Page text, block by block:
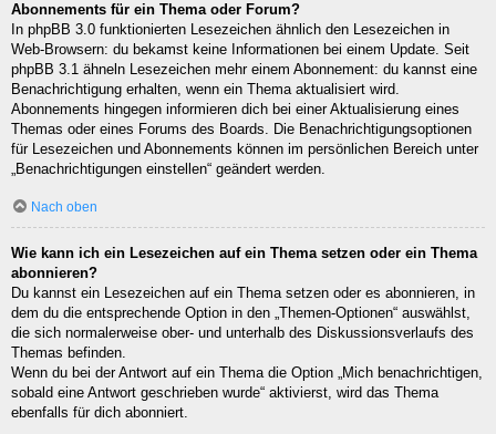
Abonnements für ein Thema oder Forum?
In phpBB 3.0 funktionierten Lesezeichen ähnlich den Lesezeichen in
Web-Browsern: du bekamst keine Informationen bei einem Update. Seit
phpBB 3.1 ähneln Lesezeichen mehr einem Abonnement: du kannst eine
Benachrichtigung erhalten, wenn ein Thema aktualisiert wird.
Abonnements hingegen informieren dich bei einer Aktualisierung eines
Themas oder eines Forums des Boards. Die Benachrichtigungsoptionen
für Lesezeichen und Abonnements können im persönlichen Bereich unter
„Benachrichtigungen einstellen“ geändert werden.
Nach oben
Wie kann ich ein Lesezeichen auf ein Thema setzen oder ein Thema
abonnieren?
Du kannst ein Lesezeichen auf ein Thema setzen oder es abonnieren, in
dem du die entsprechende Option in den „Themen-Optionen“ auswählst,
die sich normalerweise ober- und unterhalb des Diskussionsverlaufs des
Themas befinden.
Wenn du bei der Antwort auf ein Thema die Option „Mich benachrichtigen,
sobald eine Antwort geschrieben wurde“ aktivierst, wird das Thema
ebenfalls für dich abonniert.